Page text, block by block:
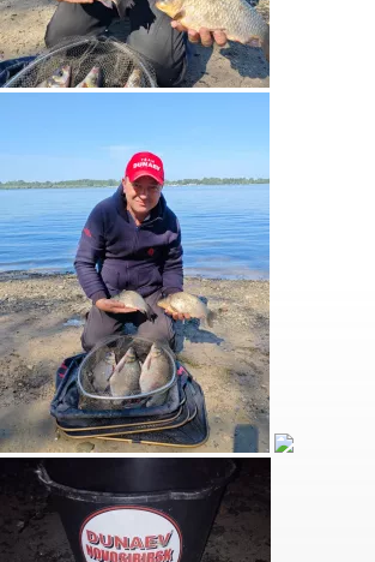
Прикормка российского производства
Мелкую рыбу сразу отпускал,в садок
чтобы более крупная рыба мелочь не
Иногда поклёвывал карась, были
карася прямо под берегом.
Всем добра! Чистого неба над головой.
Сегодня попробую под Бугринским
пару часиков.
Вечером отпишусь 😉